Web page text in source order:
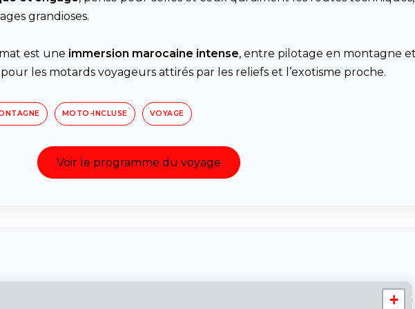
grandioses.
est une immersion marocaine intense, entre pilotage en montagne
les motards voyageurs attirés par les reliefs et l’exotisme proche.
MOTO-INCLUSE VOYAGE
Voir le programme du voyage
+